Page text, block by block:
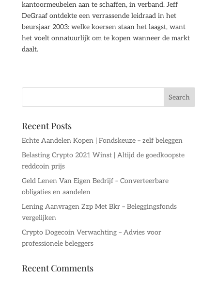
kantoormeubelen aan te schaffen, in verband. Jeff
DeGraaf ontdekte een verrassende leidraad in het
beursjaar 2003: welke koersen staan het laagst, want
het voelt onnatuurlijk om te kopen wanneer de markt
daalt.
Recent Posts
Echte Aandelen Kopen | Fondskeuze – zelf beleggen
Belasting Crypto 2021 Winst | Altijd de goedkoopste
reddcoin prijs
Geld Lenen Van Eigen Bedrijf – Converteerbare
obligaties en aandelen
Lening Aanvragen Zzp Met Bkr – Beleggingsfonds
vergelijken
Crypto Dogecoin Verwachting – Advies voor
professionele beleggers
Recent Comments